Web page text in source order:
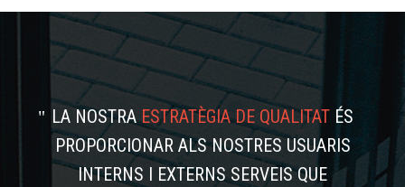
LA NOSTRAESTRATÈGIA DE QUALITAT ÉS
PROPORCIONAR ALS NOSTRES USUARIS
INTERNS I EXTERNS SERVEIS QUE